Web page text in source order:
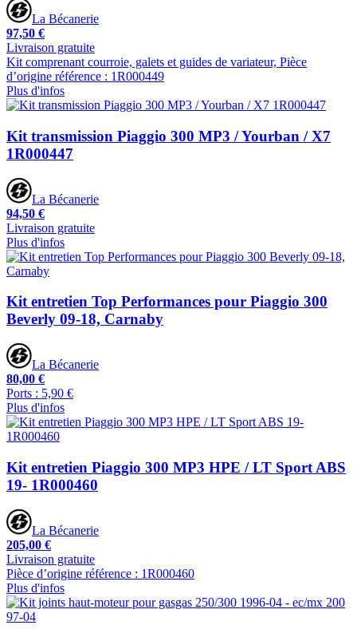
La Bécanerie
97,50 €
Livraison gratuite
Kit comprenant courroie, galets et guides de variateur, Pièce
d’origine référence : 1R000449
Plus d'infos
Kit transmission Piaggio 300 MP3 / Yourban / X7
1R000447
La Bécanerie
94,50 €
Livraison gratuite
Plus d'infos
Kit entretien Top Performances pour Piaggio 300
Beverly 09-18, Carnaby
La Bécanerie
80,00 €
Ports : 5,90 €
Plus d'infos
Kit entretien Piaggio 300 MP3 HPE / LT Sport ABS
19- 1R000460
La Bécanerie
205,00 €
Livraison gratuite
Pièce d’origine référence : 1R000460
Plus d'infos